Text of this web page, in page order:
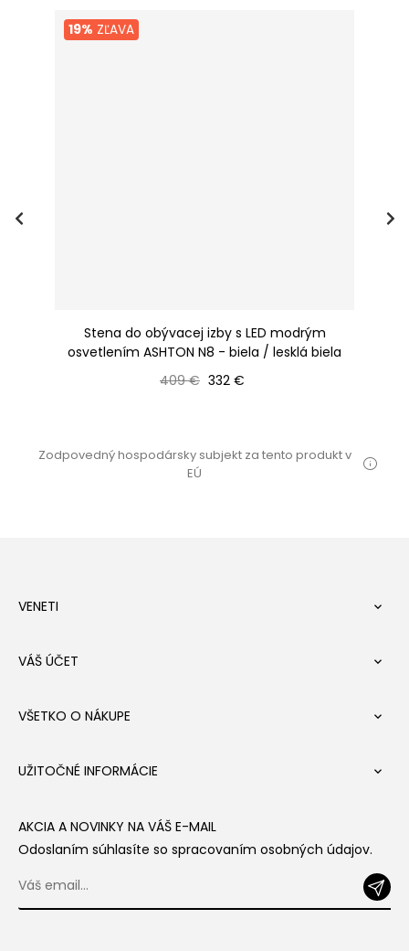
19% ZĽAVA
Stena do obývacej izby s LED modrým
osvetlením ASHTON N8 - biela / lesklá biela
Bežná cena
409 € Cena
332 €
Zodpovedný hospodársky subjekt za tento produkt v
EÚ
VENETI 
VÁŠ ÚČET 
VŠETKO O NÁKUPE 
UŽITOČNÉ INFORMÁCIE 
AKCIA A NOVINKY NA VÁŠ E-MAIL
Odoslaním súhlasíte so spracovaním osobných údajov.